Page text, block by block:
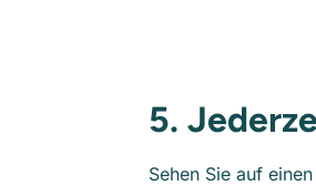
5.
Sehen Sie auf